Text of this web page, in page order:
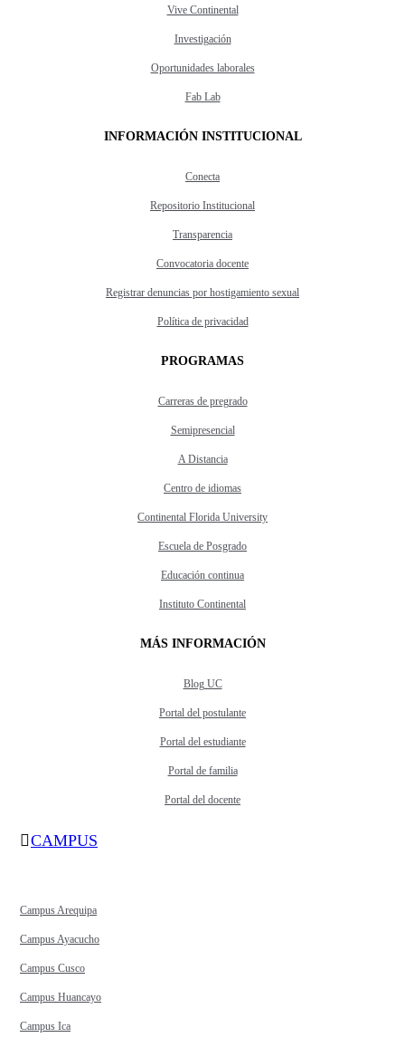
Vive Continental
Investigación
Oportunidades laborales
Fab Lab
INFORMACIÓN INSTITUCIONAL
Conecta
Repositorio Institucional
Transparencia
Convocatoria docente
Registrar denuncias por hostigamiento sexual
Política de privacidad
PROGRAMAS
Carreras de pregrado
Semipresencial
A Distancia
Centro de idiomas
Continental Florida University
Escuela de Posgrado
Educación continua
Instituto Continental
MÁS INFORMACIÓN
Blog UC
Portal del postulante
Portal del estudiante
Portal de familia
Portal del docente
CAMPUS
Campus Arequipa
Campus Ayacucho
Campus Cusco
Campus Huancayo
Campus Ica